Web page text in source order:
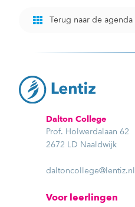
Terug naar de agenda
Dalton College
Prof. Holwerdalaan 62
2672 LD Naaldwijk
daltoncollege@lentiz.nl
Voor leerlingen